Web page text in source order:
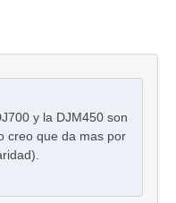
y la DJM450 son
creo que da mas por